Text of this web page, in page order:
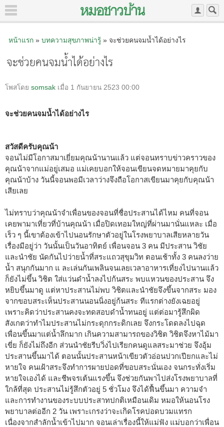
หน้าแรก» บทความสุขภาพน่ารู้» จะช่วยคนจมน้ำได้อย่างไร
จะช่วยคนจมน้ำได้อย่างไร
โพสโดย somsak เมื่อ 1 กันยายน 2523 00:00
จะช่วยคนจมน้ำได้อย่างไร
สวัสดีครับคุณน้า
จอนไม่มีโอกาสมาเยี่ยมคุณน้านานแล้ว แต่จอนทราบข่าวคราวของ
คุณน้าจากแม่อยู่เสมอ แม่เคยบอกให้จอนเขียนจดหมายมาคุยกับ
คุณน้าบ้าง วันนี้จอนพอมีเวลาว่างจึงถือโอกาสเขียนมาคุยกับคุณน้า
เสียเลย
ไม่ทราบว่าคุณน้าจำเพื่อนของจอนที่ชื่อประสานได้ไหม คนที่จอน
เคยพามาเที่ยวที่บ้านคุณน้า เมื่อปิดเทอมใหญ่ที่ผ่านมานั่นแหละ เมื่อ
เร็ว ๆ นี้เขาต้องเข้าไปนอนรักษาตัวอยู่ในโรงพยาบาลเสียหลายวัน
เรื่องมีอยู่ว่า วันนั้นเป็นวันอาทิตย์ เพื่อนจอน 3 คน มีประสาน วิชัย
และนำชัย นัดกันไปว่ายน้ำที่สระแถวสุขุมวิท ตอนเช้าทั้ง 3 คนลงว่าย
น้ำ สนุกกันมาก แ ละเล่นกันเพลินจนเลยเวลาอาหารเที่ยงไปนานแล้ว
ก็ยังไม่ขึ้น วิชิต ใส่แว่นดำน้ำลงไปก้นสระ พบแหวนของประสาน จึง
หยิบขึ้นมาดู แต่หาประสานไม่พบ วิชิตและนำชัยจึงขึ้นจากสระ มอง
จากขอบสระเห็นประสานนอนนิ่งอยู่ก้นสระ ทีแรกต่างยังเฉยอยู่
เพราะคิดว่าประสานคงจะทดสอบดำน้ำทนอยู่ แต่ต่อมารู้สึกผิด
สังเกตว่าทำไมประสานไม่กระดุกกระดิกเลย จึงกระโดดลงไปฉุด
เพื่อนขึ้นมาแต่น้ำลึกมาก เกินความสามารถของวิชิต วิชิตจึงหาไม้มา
เขี่ย ก็ยังไม่ถึงอีก ส่วนนำชัยรีบวิ่งไปเรียกคนดูแลสระมาช่วย จึงอุ้ม
ประสานขึ้นมาได้ ตอนนั้นประสานหน้าเขียวตัวอ่อนปวกเปียกและไม่
หายใจ คนเฝ้าสระจึงทำการผายปอดที่ขอบสระนั่นเอง จนกระทั่งเริ่ม
หายใจเองได้ และชีพจรเต้นแรงขึ้น จึงช่วยกันพาไปส่งโรงพยาบาลที่
ใกล้ที่สุด ประสานไม่รู้สึกตัวอยู่ 5 ชั่วโมง จึงได้ฟื้นขึ้นมา ความจำ
และการทำงานของระบบประสาทปกติเหมือนเดิม หมอให้นอนโรง
พยาบาลต่ออีก 2 วัน เพราะเกรงว่าจะเกิดโรคปอดบวมแทรก
เนื่องจากสำลักน้ำเข้าไปมาก จอนเล่าเรื่องนี้ให้แม่ฟัง แม่บอกว่าเพื่อน